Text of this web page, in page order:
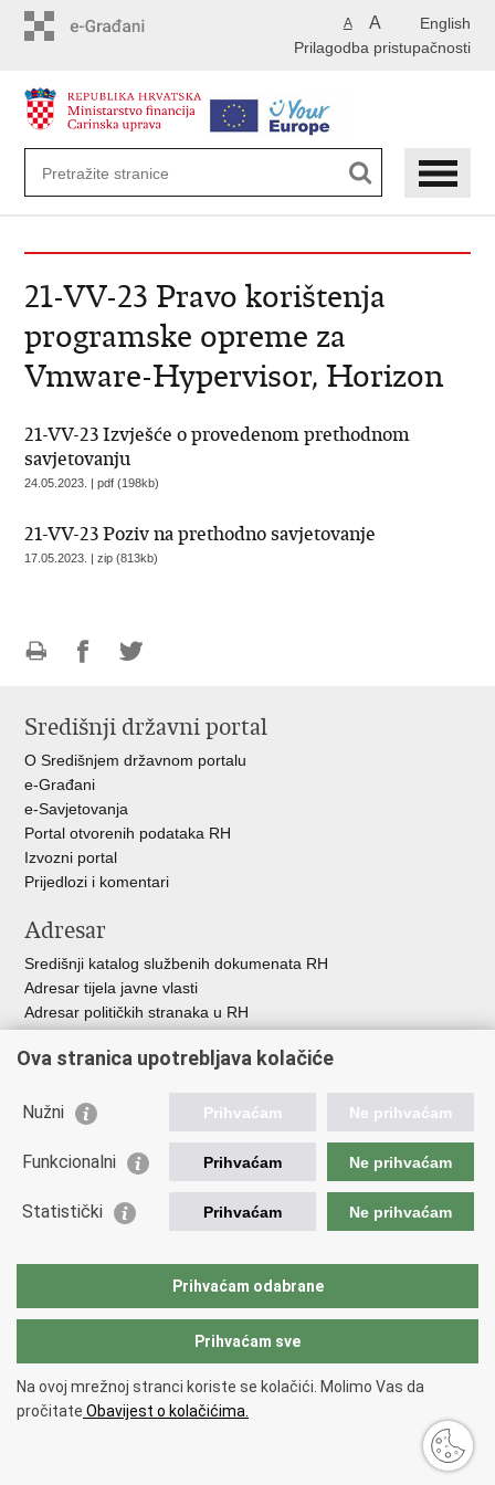
English
A A
Prilagodba pristupačnosti
21-VV-23 Pravo korištenja
programske opreme za
Vmware-Hypervisor, Horizon
21-VV-23 Izvješće o provedenom prethodnom
savjetovanju
24.05.2023. | pdf (198kb)
21-VV-23 Poziv na prethodno savjetovanje
17.05.2023. | zip (813kb)
FacebookuTwitteru
Središnji državni portal
O Središnjem državnom portalu
e-Građani
e-Savjetovanja
Portal otvorenih podataka RH
Izvozni portal
Prijedlozi i komentari
Adresar
Središnji katalog službenih dokumenata RH
Adresar tijela javne vlasti
Adresar političkih stranaka u RH
Besplatni telefoni javne uprave
Važne poveznice
Vlada Republike Hrvatske
Europska komisija
Taxation and Customs Union
Copyright © 2026 Ministarstvo financija, Carinska uprava.
korištenja.
Ova stranica upotrebljava kolačiće
Nužni Prihvaćam Ne prihvaćam
Funkcionalni Prihvaćam Ne prihvaćam
Statistički Prihvaćam Ne prihvaćam
Prihvaćam odabrane
Prihvaćam sve
Na ovoj mrežnoj stranci koriste se kolačići. Molimo Vas da
pročitate Obavijest o kolačićima.